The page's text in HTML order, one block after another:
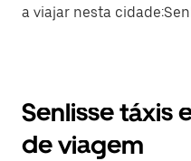
a viajar nesta
Senlisse táxis
de viagem